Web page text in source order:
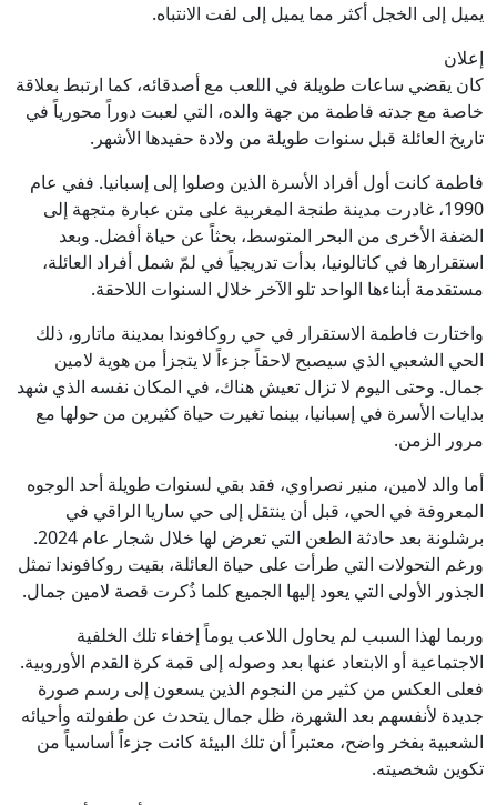
يميل إلى الخجل أكثر مما يميل إلى لفت الانتباه.
إعلان
كان يقضي ساعات طويلة في اللعب مع أصدقائه، كما ارتبط بعلاقة
خاصة مع جدته فاطمة من جهة والده، التي لعبت دوراً محورياً في
تاريخ العائلة قبل سنوات طويلة من ولادة حفيدها الأشهر.
فاطمة كانت أول أفراد الأسرة الذين وصلوا إلى إسبانيا. ففي عام
1990، غادرت مدينة طنجة المغربية على متن عبارة متجهة إلى
الضفة الأخرى من البحر المتوسط، بحثاً عن حياة أفضل. وبعد
استقرارها في كاتالونيا، بدأت تدريجياً في لمّ شمل أفراد العائلة،
مستقدمة أبناءها الواحد تلو الآخر خلال السنوات اللاحقة.
واختارت فاطمة الاستقرار في حي روكافوندا بمدينة ماتارو، ذلك
الحي الشعبي الذي سيصبح لاحقاً جزءاً لا يتجزأ من هوية لامين
جمال. وحتى اليوم لا تزال تعيش هناك، في المكان نفسه الذي شهد
بدايات الأسرة في إسبانيا، بينما تغيرت حياة كثيرين من حولها مع
مرور الزمن.
أما والد لامين، منير نصراوي، فقد بقي لسنوات طويلة أحد الوجوه
المعروفة في الحي، قبل أن ينتقل إلى حي ساريا الراقي في
برشلونة بعد حادثة الطعن التي تعرض لها خلال شجار عام 2024.
ورغم التحولات التي طرأت على حياة العائلة، بقيت روكافوندا تمثل
الجذور الأولى التي يعود إليها الجميع كلما ذُكرت قصة لامين جمال.
وربما لهذا السبب لم يحاول اللاعب يوماً إخفاء تلك الخلفية
الاجتماعية أو الابتعاد عنها بعد وصوله إلى قمة كرة القدم الأوروبية.
فعلى العكس من كثير من النجوم الذين يسعون إلى رسم صورة
جديدة لأنفسهم بعد الشهرة، ظل جمال يتحدث عن طفولته وأحيائه
الشعبية بفخر واضح، معتبراً أن تلك البيئة كانت جزءاً أساسياً من
تكوين شخصيته.